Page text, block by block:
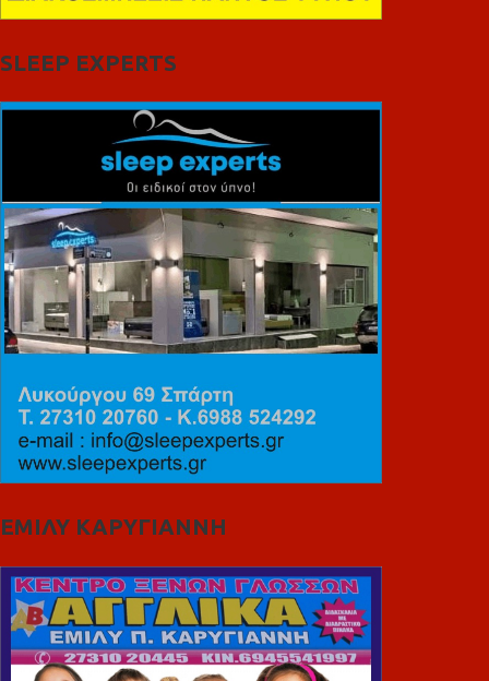
SLEEP EXPERTS
ΕΜΙΛΥ ΚΑΡΥΓΙΑΝΝΗ